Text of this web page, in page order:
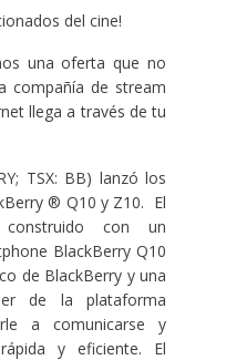
del cine!
una oferta que no
compañía de stream
llega a través de tu
TSX: BB) lanzó los
® Q10 y Z10. El
con un
BlackBerry Q10
de BlackBerry y una
de la plataforma
a comunicarse y
y eficiente. El